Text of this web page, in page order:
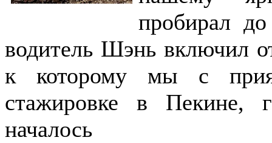
пробирал
водитель Шэнь включил
к которому мы с
стажировке в Пекине,
началось